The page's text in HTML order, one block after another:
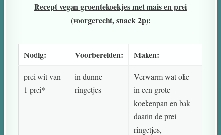
Recept vegan groentekoekjes met mais en prei
(voorgerecht, snack 2p):
Nodig: Voorbereiden: Maken:
prei wit van
1 prei*
in dunne
ringetjes
Verwarm wat olie
in een grote
koekenpan en bak
daarin de prei
ringetjes,